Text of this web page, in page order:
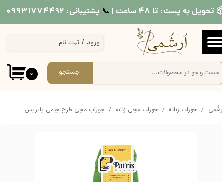
تحویل به پست: تا ۴۸ ساعت | 📞​​​​​​​ پشتیبانی: ۰۹۹۳۱۷۷۴۴۹۲
۰ جستجو
ورود / ثبت نام
حساب کاربری من
تغییر گذر واژه
سفارشات
جوراب زنانه جوراب مچی زنانه جوراب مچی طرح چیمی پاتریس